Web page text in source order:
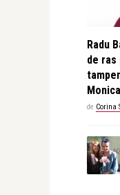
Radu
de ras
de Corina